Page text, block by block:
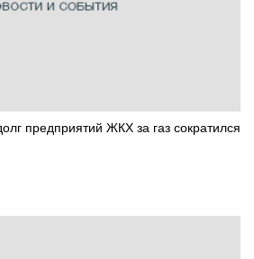
предприятий ЖКХ за газ сократился